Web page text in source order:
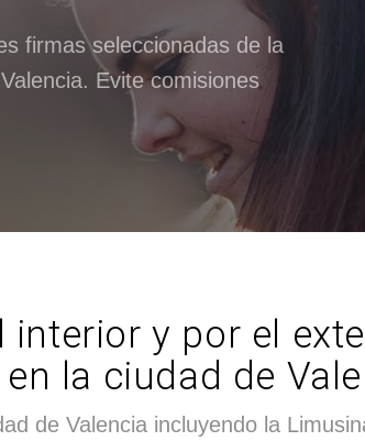
firmas seleccionadas de la
Evite comisiones
y por el
la ciudad de
de Valencia incluyendo la